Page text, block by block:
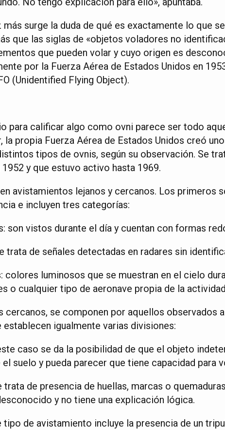
más surge la duda de qué es exactamente lo que
que las siglas de «objetos voladores no
que pueden volar y cuyo origen es
por la Fuerza Aérea de Estados Unidos en
(Unidentified Flying Object).
para calificar algo como ovni parece ser todo
la propia Fuerza Aérea de Estados Unidos creó
tipos de ovnis, según su observación. Se
y que estuvo activo hasta 1969.
avistamientos lejanos y cercanos. Los primeros
e incluyen tres categorías:
son vistos durante el día y cuentan con formas
trata de señales detectadas en radares sin
colores luminosos que se muestran en el cielo
o cualquier tipo de aeronave propia de la
cercanos, se componen por aquellos observados
establecen igualmente varias divisiones:
caso se da la posibilidad de que el objeto
suelo y pueda parecer que tiene capacidad para
trata de presencia de huellas, marcas o
y no tiene una explicación lógica.
de avistamiento incluye la presencia de un